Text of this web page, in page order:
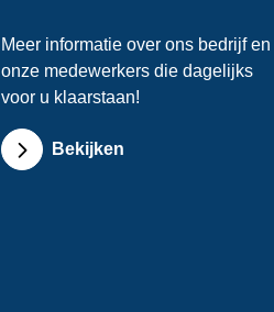
Meer informatie over ons bedrijf en
onze medewerkers die dagelijks
voor u klaarstaan!
Bekijken